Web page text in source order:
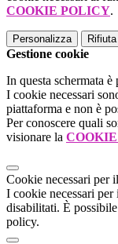
COOKIE POLICY.
Personalizza
Gestione cookie
In questa schermata
I cookie necessari
piattaforma e non è
Per conoscere quali
visionare la
Cookie necessari per
I cookie necessari per
disabilitati. È
policy.